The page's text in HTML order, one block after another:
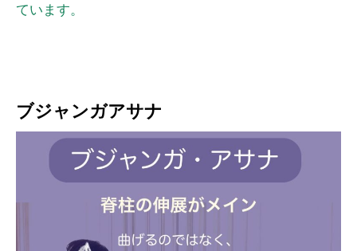
ています。
ブジャンガアサナ